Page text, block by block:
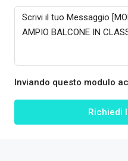
Inviando questo modulo
Richiedi